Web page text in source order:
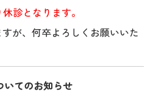
診となります。
が、何卒よろしくお願いいた
いてのお知らせ